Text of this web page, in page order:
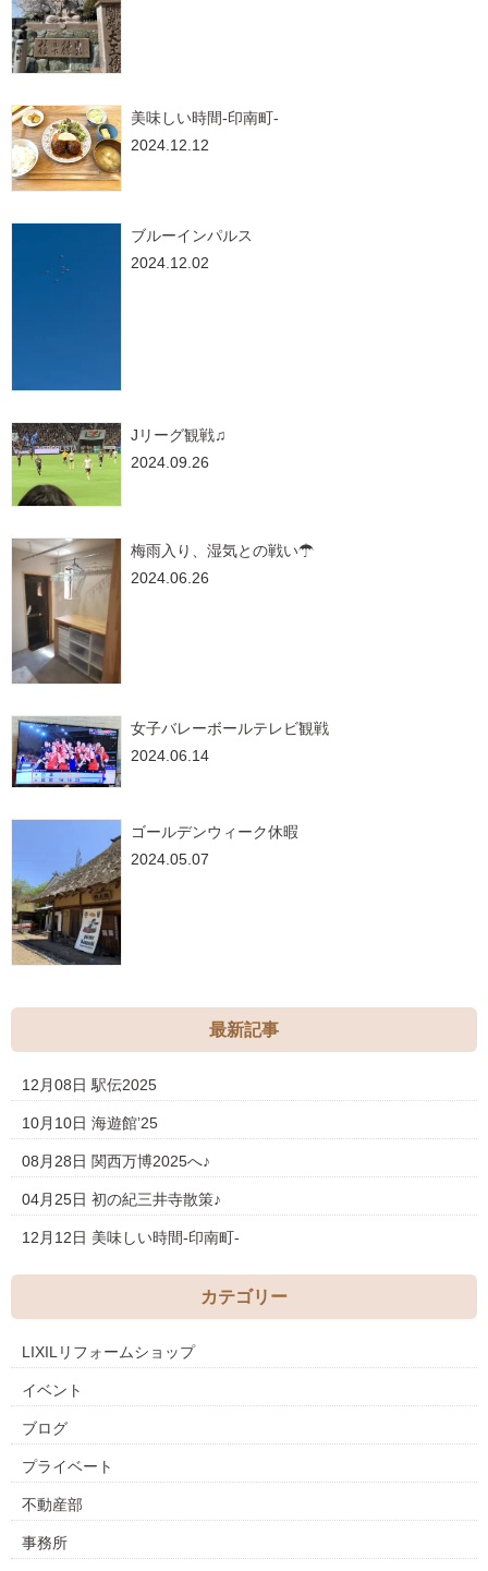
美味しい時間-印南町-
2024.12.12
ブルーインパルス
2024.12.02
Jリーグ観戦♫
2024.09.26
梅雨入り、湿気との戦い☂
2024.06.26
女子バレーボールテレビ観戦
2024.06.14
ゴールデンウィーク休暇
2024.05.07
最新記事
12月08日 駅伝2025
10月10日 海遊館’25
08月28日 関西万博2025へ♪
04月25日 初の紀三井寺散策♪
12月12日 美味しい時間-印南町-
カテゴリー
LIXILリフォームショップ
イベント
ブログ
プライベート
不動産部
事務所